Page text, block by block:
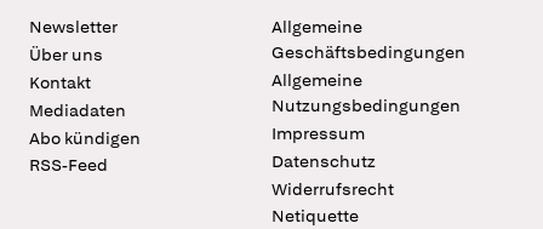
Newsletter
Über uns
Kontakt
Mediadaten
Abo kündigen
RSS-Feed
Allgemeine
Geschäftsbedingungen
Allgemeine
Nutzungsbedingungen
Impressum
Datenschutz
Widerrufsrecht
Netiquette